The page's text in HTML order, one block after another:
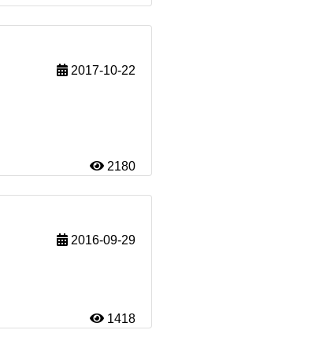
2017-10-22
2180
2016-09-29
1418